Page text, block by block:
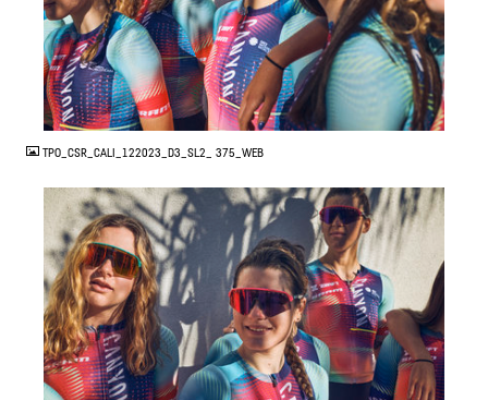
JPG
TPO_CSR_CALI_122023_D3_SL2_ 375_WEB